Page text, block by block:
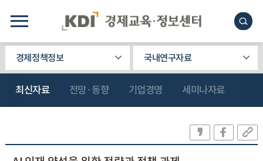
경제정책정보 국내연구자료
최신자료 전망·동향 기업경영 세미나자료